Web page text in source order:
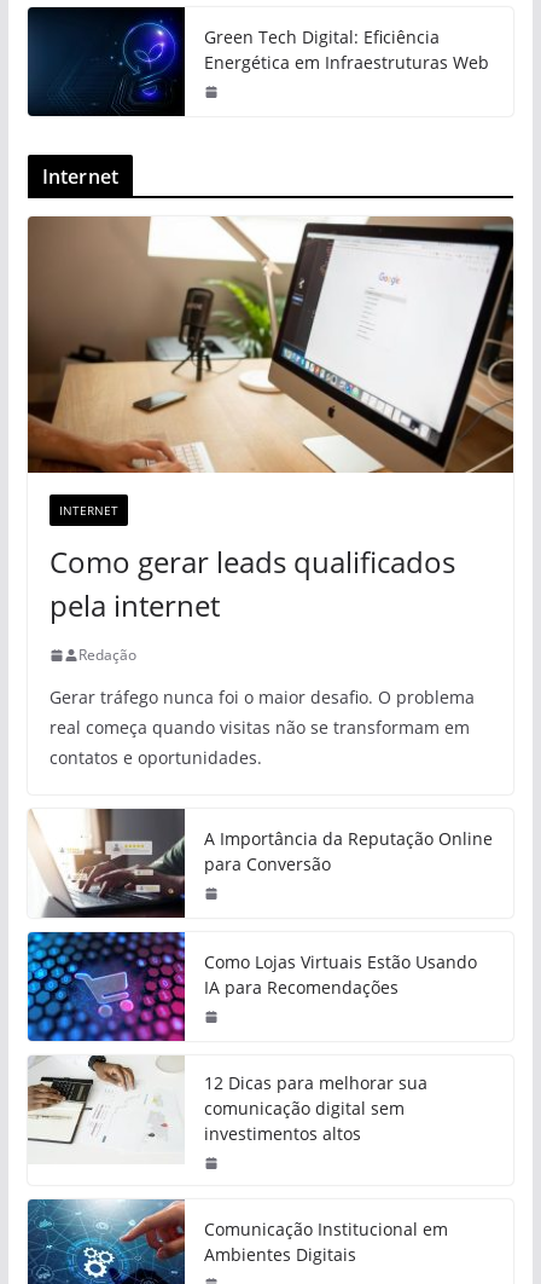
Green Tech Digital: Eficiência
Energética em Infraestruturas Web
Internet
INTERNET
Como gerar leads qualificados
pela internet
Redação
Gerar tráfego nunca foi o maior desafio. O problema
real começa quando visitas não se transformam em
contatos e oportunidades.
A Importância da Reputação Online
para Conversão
Como Lojas Virtuais Estão Usando
IA para Recomendações
12 Dicas para melhorar sua
comunicação digital sem
investimentos altos
Comunicação Institucional em
Ambientes Digitais